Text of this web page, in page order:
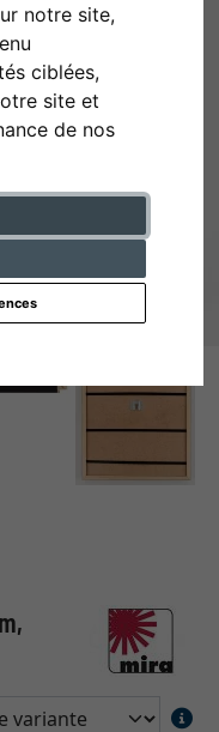
notre site,
ciblées,
site et
de nos